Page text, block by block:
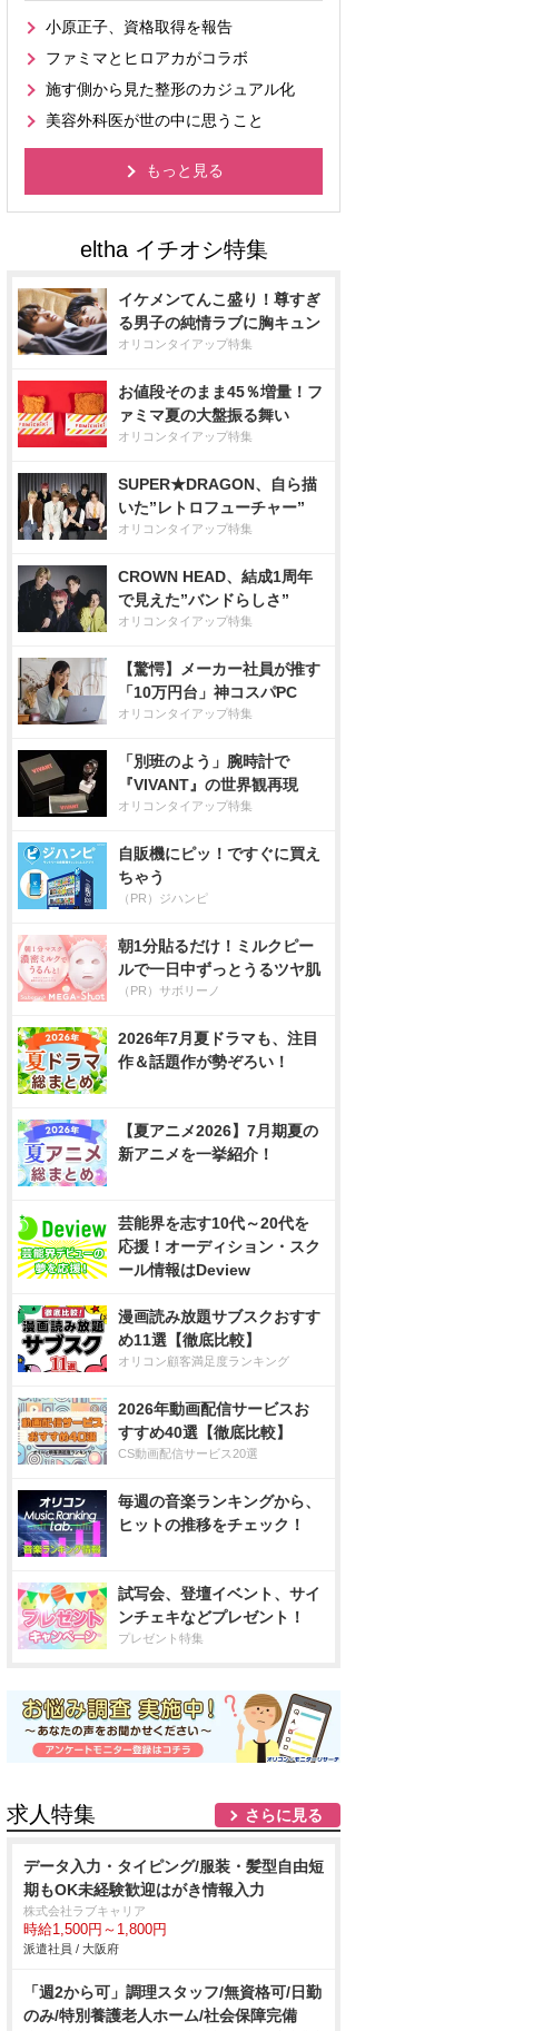
小原正子、資格取得を報告
ファミマとヒロアカがコラボ
施す側から見た整形のカジュアル化
美容外科医が世の中に思うこと
もっと見る
イケメンてんこ盛り！尊すぎ
る男子の純情ラブに胸キュン
オリコンタイアップ特集
お値段そのまま45％増量！フ
ァミマ夏の大盤振る舞い
オリコンタイアップ特集
SUPER★DRAGON、自ら描
いた”レトロフューチャー”
オリコンタイアップ特集
CROWN HEAD、結成1周年
で見えた”バンドらしさ”
オリコンタイアップ特集
【驚愕】メーカー社員が推す
「10万円台」神コスパPC
オリコンタイアップ特集
「別班のよう」腕時計で
『VIVANT』の世界観再現
オリコンタイアップ特集
自販機にピッ！ですぐに買え
ちゃう
（PR）ジハンピ
朝1分貼るだけ！ミルクピー
ルで一日中ずっとうるツヤ肌
（PR）サボリーノ
2026年7月夏ドラマも、注目
作＆話題作が勢ぞろい！
【夏アニメ2026】7月期夏の
新アニメを一挙紹介！
芸能界を志す10代～20代を
応援！オーディション・スク
ール情報はDeview
漫画読み放題サブスクおすす
め11選【徹底比較】
オリコン顧客満足度ランキング
2026年動画配信サービスお
すすめ40選【徹底比較】
CS動画配信サービス20選
毎週の音楽ランキングから、
ヒットの推移をチェック！
試写会、登壇イベント、サイ
ンチェキなどプレゼント！
プレゼント特集
求人特集 さらに見る
データ入力・タイピング/服装・髪型自由短
期もOK未経験歓迎はがき情報入力
株式会社ラブキャリア
時給1,500円～1,800円
派遣社員 / 大阪府
「週2から可」調理スタッフ/無資格可/日勤
のみ/特別養護老人ホーム/社会保障完備